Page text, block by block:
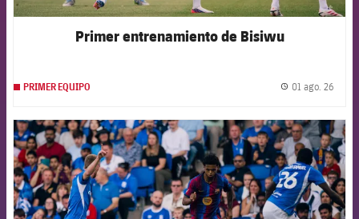
Primer entrenamiento de Bisiwu
PRIMER EQUIPO 01 ago. 26
FCB Barcelona badge